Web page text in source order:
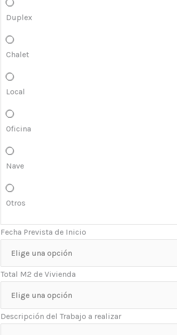
Duplex
Chalet
Local
Oficina
Nave
Otros
Fecha Prevista de Inicio
Total M2 de Vivienda
Descripción del Trabajo a realizar